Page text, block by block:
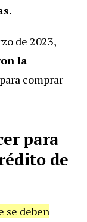
de 2023,
la
para comprar
para
de
se deben